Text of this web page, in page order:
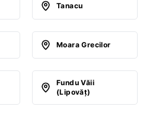
Tanacu
Moara Grecilor
Fundu Văii
(Lipovăţ)